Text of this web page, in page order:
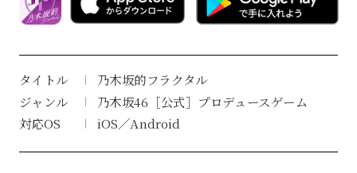
タイトル
乃木坂的フラクタル
ジャンル
乃木坂46［公式］プロデュースゲーム
対応OS
iOS／Android